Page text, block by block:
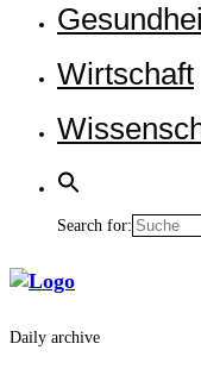
Wirt­schaft
Search for:
Daily archive